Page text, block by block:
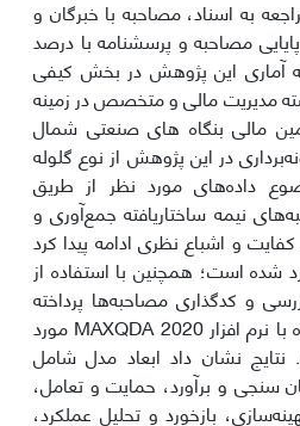
به اسناد، مصاحبه با خبرگان و
مصاحبه و پرسشنامه با درصد
آماری این پژوهش در بخش کیفی
مدیریت مالی و متخصص در زمینه
مالی بنگاه های صنعتی شمال
در این پژوهش از نوع گلوله
داده‌های مورد نظر از طریق
نیمه ساختاریافته جمع‌آوری و
و اشباع نظری ادامه پیدا کرد
17 نفر برآورد شده است؛ همچنین با استفاده از
و کدگذاری مصاحبه‌ها پرداخته
شد. اطلاعات به دست امده با نرم افزار 2020 MAXQDA مورد
نتایج نشان داد ابعاد مدل شامل
سنجی و برآورد، حمایت و تعامل،
بازخورد و تحلیل عملکرد،